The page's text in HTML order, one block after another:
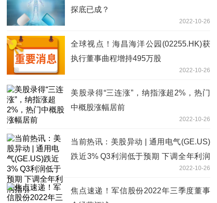
探底已成？
2022-10-26
全球视点！海昌海洋公园(02255.HK)获
执行董事曲程增持495万股
2022-10-26
美股录得“三连涨”，纳指涨超2%，热门
中概股涨幅居前
2022-10-26
当前热讯：美股异动 | 通用电气(GE.US)
跌近3% Q3利润低于预期 下调全年利润
2022-10-26
焦点速递！军信股份2022年三季度董事